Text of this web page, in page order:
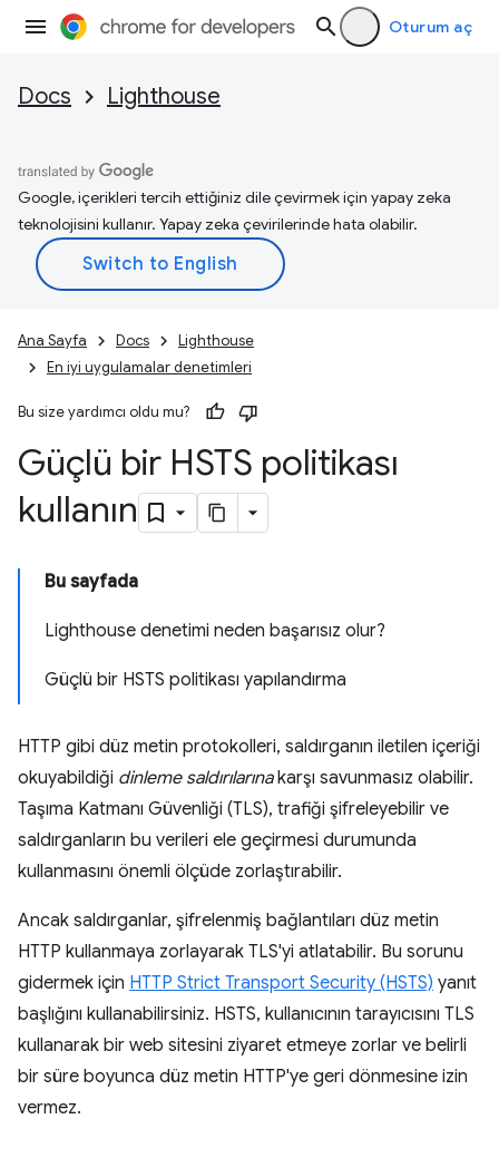
Oturum aç
Docs Lighthouse
Google, içerikleri tercih ettiğiniz dile çevirmek için yapay zeka
teknolojisini kullanır. Yapay zeka çevirilerinde hata olabilir.
Ana Sayfa Docs
Lighthouse
En iyi uygulamalar denetimleri
Bu size yardımcı oldu mu?
Güçlü bir HSTS politikası
kullanın
Bu sayfada
Lighthouse denetimi neden başarısız olur?
Güçlü bir HSTS politikası yapılandırma
HTTP gibi düz metin protokolleri, saldırganın iletilen içeriği
okuyabildiği dinleme saldırılarınakarşı savunmasız olabilir.
Taşıma Katmanı Güvenliği (TLS), trafiği şifreleyebilir ve
saldırganların bu verileri ele geçirmesi durumunda
kullanmasını önemli ölçüde zorlaştırabilir.
Ancak saldırganlar, şifrelenmiş bağlantıları düz metin
HTTP kullanmaya zorlayarak TLS'yi atlatabilir. Bu sorunu
gidermek için HTTP Strict Transport Security (HSTS) yanıt
başlığını kullanabilirsiniz. HSTS, kullanıcının tarayıcısını TLS
kullanarak bir web sitesini ziyaret etmeye zorlar ve belirli
bir süre boyunca düz metin HTTP'ye geri dönmesine izin
vermez.